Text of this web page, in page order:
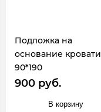
Подложка на
основание кровати
90*190
900 руб.
В корзину